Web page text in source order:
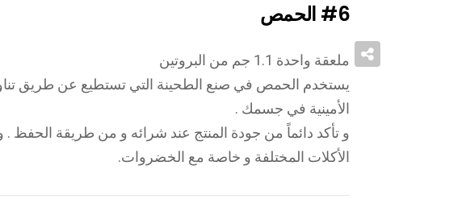
#6 الحمص
ملعقة واحدة 1.1 جم من البروتين
يستخدم الحمص في صنع الطحينة التي تستطيع عن طريق
الأمينية في جسمك .
و تأكد دائماً من جودة المنتج عند شرائه و من طريقة
الأكلات المختلفة و خاصة مع الخضروات.